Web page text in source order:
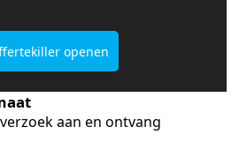
openen
aan en ontvang